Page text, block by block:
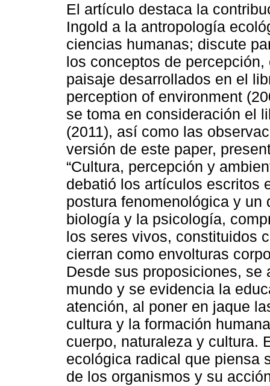
El artículo destaca la
Ingold a la antropología
ciencias humanas; discute
los conceptos de percepción,
paisaje desarrollados en el
perception of environment
se toma en consideración el
(2011), así como las
versión de este paper,
“Cultura, percepción y
debatió los artículos escritos
postura fenomenológica y
biología y la psicología,
los seres vivos, constituidos
cierran como envolturas
Desde sus proposiciones,
mundo y se evidencia la
atención, al poner en jaque
cultura y la formación
cuerpo, naturaleza y cultura.
ecológica radical que piensa
de los organismos y su